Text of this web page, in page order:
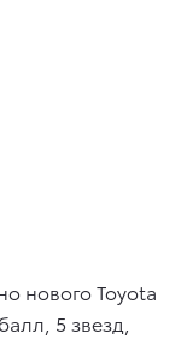
нового Toyota
5 звезд,